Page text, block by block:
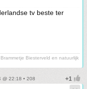
tv beste ter
Biesterveld en natuurlijk
@ 22:18 • 208